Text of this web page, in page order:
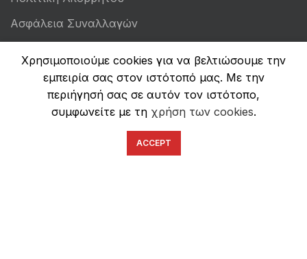
Ασφάλεια Συναλλαγών
Χρησιμοποιούμε cookies για να βελτιώσουμε την
εμπειρία σας στον ιστότοπό μας. Με την
περιήγησή σας σε αυτόν τον ιστότοπο,
συμφωνείτε με τη χρήση των cookies.
ACCEPT